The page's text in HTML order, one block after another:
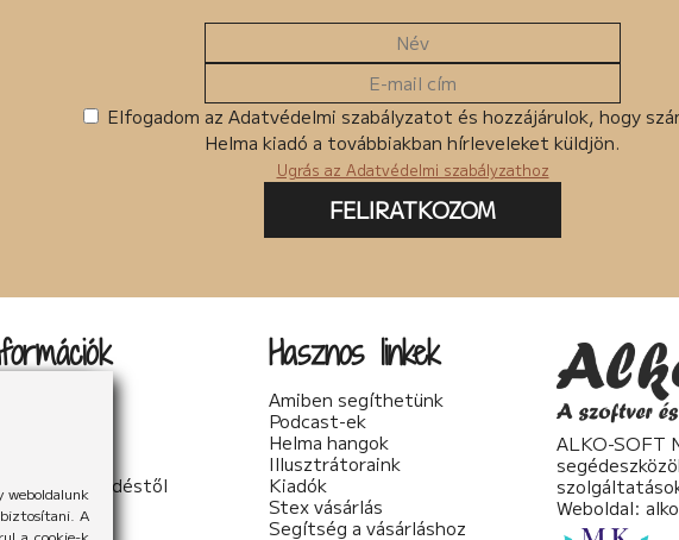
A
a cookie-k
Elfogadom az Adatvédelmi szabályzatot és hozzájárulok, hogy
Helma kiadó a továbbiakban hírleveleket küldjön.
Ugrás az Adatvédelmi szabályzathoz
FELIRATKOZOM
a szerződéstől
Hasznos linkek
Amiben segíthetünk
Podcast-ek
Helma hangok
Illusztrátoraink
Kiadók
Stex vásárlás
Segítség a vásárláshoz
ALKO-SOFT
Weboldal: